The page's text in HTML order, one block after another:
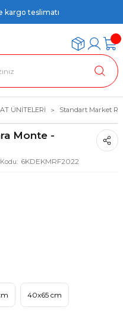
kargo teslimatı
ÜNİTELERİ Standart Market
Monte -
6KDEKMRF2022
40x65 cm